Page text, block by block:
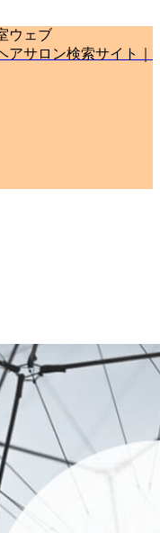
ウェブ
アサロン検索サイト｜